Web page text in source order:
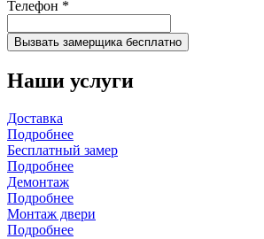
Телефон *
Наши услуги
Доставка
Подробнее
Бесплатный замер
Подробнее
Демонтаж
Подробнее
Монтаж двери
Подробнее